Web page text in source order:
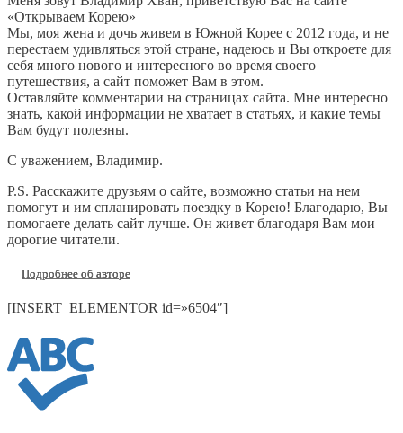
«Открываем Корею»
Мы, моя жена и дочь живем в Южной Корее с 2012 года, и не
перестаем удивляться этой стране, надеюсь и Вы откроете для
себя много нового и интересного во время своего
путешествия, а сайт поможет Вам в этом.
Оставляйте комментарии на страницах сайта. Мне интересно
знать, какой информации не хватает в статьях, и какие темы
Вам будут полезны.
С уважением, Владимир.
P.S. Расскажите друзьям о сайте, возможно статьи на нем
помогут и им спланировать поездку в Корею! Благодарю, Вы
помогаете делать сайт лучше. Он живет благодаря Вам мои
дорогие читатели.
Подробнее об авторе
[INSERT_ELEMENTOR id=»6504″]